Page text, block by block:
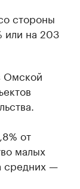
стороны
или на 203
Омской
от
малых
средних —